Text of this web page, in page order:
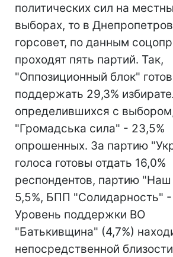
политических сил на
выборах, то в
горсовет, по данным
проходят пять партий. Так,
"Оппозиционный блок"
поддержать 29,3%
определившихся с
"Громадська сила" - 23,5%
опрошенных. За партию
голоса готовы отдать 16,0%
респондентов, партию
5,5%, БПП "Солидарность" -
Уровень поддержки ВО
"Батькивщина" (4,7%)
непосредственной